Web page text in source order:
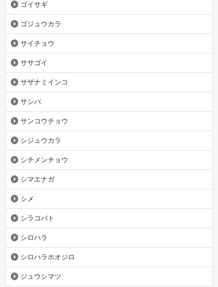
ゴイサギ
ゴジュウカラ
サイチョウ
ササゴイ
サザナミインコ
サシバ
サンコウチョウ
シジュウカラ
シチメンチョウ
シマエナガ
シメ
シラコバト
シロハラ
シロハラホオジロ
ジュウシマツ